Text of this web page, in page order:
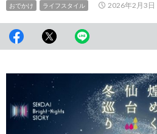
おでかけ ライフスタイル 2026年2月3日